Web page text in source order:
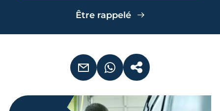
Être rappelé
EMAIL WHATSAPPCOPIER LE LIEN